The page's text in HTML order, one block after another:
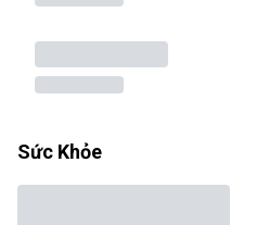
Sức Khỏe